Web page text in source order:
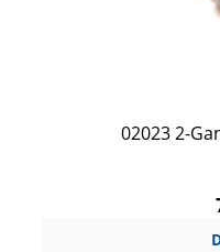
02023 2-